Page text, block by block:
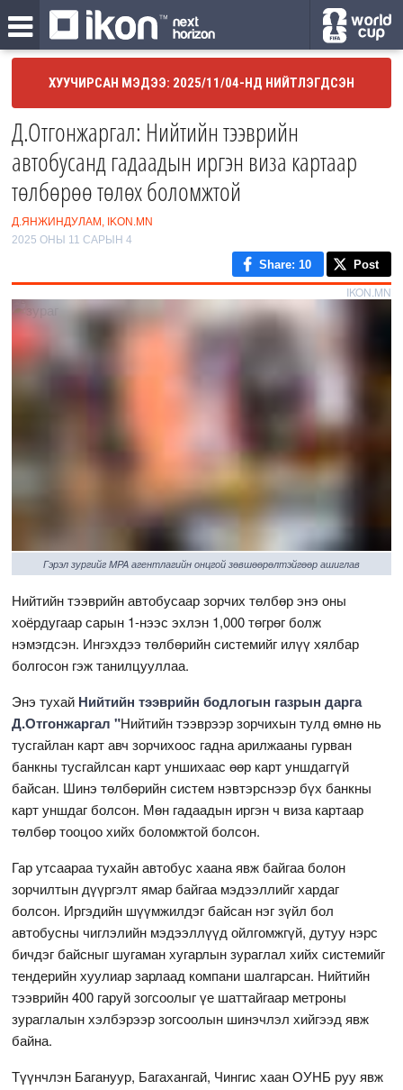
ХУУЧИРСАН МЭДЭЭ: 2025/11/04-НД НИЙТЛЭГДСЭН
Д.Отгонжаргал: Нийтийн тээврийн
автобусанд гадаадын иргэн виза картаар
төлбөрөө төлөх боломжтой
Д.ЯНЖИНДУЛАМ, IKON.MN
2025 ОНЫ 11 САРЫН 4
Share: 10 Post
IKON.MN
Гэрэл зургийг MPA агентлагийн онцгой зөвшөөрөлтэйгөөр ашиглав
Нийтийн тээврийн автобусаар зорчих төлбөр энэ оны
хоёрдугаар сарын 1-нээс эхлэн 1,000 төгрөг болж
нэмэгдсэн. Ингэхдээ төлбөрийн системийг илүү хялбар
болгосон гэж танилцууллаа.
Энэ тухай Нийтийн тээврийн бодлогын газрын дарга
Д.Отгонжаргал "Нийтийн тээврээр зорчихын тулд өмнө нь
тусгайлан карт авч зорчихоос гадна арилжааны гурван
банкны тусгайлсан карт уншихаас өөр карт уншдаггүй
байсан. Шинэ төлбөрийн систем нэвтэрснээр бүх банкны
карт уншдаг болсон. Мөн гадаадын иргэн ч виза картаар
төлбөр тооцоо хийх боломжтой болсон.
Гар утсаараа тухайн автобус хаана явж байгаа болон
зорчилтын дүүргэлт ямар байгаа мэдээллийг хардаг
болсон. Иргэдийн шүүмжилдэг байсан нэг зүйл бол
автобусны чиглэлийн мэдээллүүд ойлгомжгүй, дутуу нэрс
бичдэг байсныг шугаман хугарлын зураглал хийх системийг
тендерийн хуулиар зарлаад компани шалгарсан. Нийтийн
тээврийн 400 гаруй зогсоолыг үе шаттайгаар метроны
зураглалын хэлбэрээр зогсоолын шинэчлэл хийгээд явж
байна.
Түүнчлэн Багануур, Багахангай, Чингис хаан ОУНБ руу явж